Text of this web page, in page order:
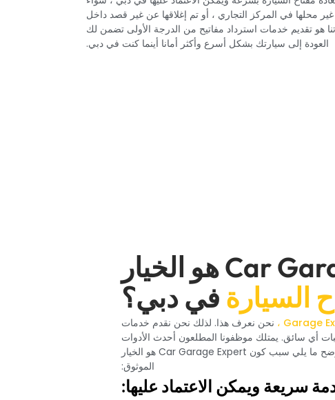
محلها في المركز التجاري ، أو تم إغلاقها عن غير قصد داخل
هو تقديم خدمات استرداد مفاتيح من الدرجة الأولى تضمن لك
العودة إلى سيارتك بشكل أسرع وأكثر أمانا أينما كنت في دبي.‏
‏لماذا يعتبر Car Garage Expert هو الخيار
السيارة‏ ‏في دبي؟‏
‏نحن نعرف هذا. لذلك نحن نقدم خدمات
أي سائق. يمتلك موظفونا المطلعون أحدث الأدوات
والتقنيات لتمكينك من استرداد أو استبدال مفاتيح السيارات الخاصة بك بسرعة. يوضح ما يلي سبب كون Car Garage Expert هو الخيار
الموثوق:‏
سريعة ويمكن الاعتماد عليها:‏